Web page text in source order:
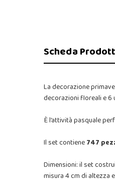
Scheda
La decorazione
decorazioni floreali e 6
È l’attività pasquale
Il set contiene747
Dimensioni: il set
misura 4 cm di altezza